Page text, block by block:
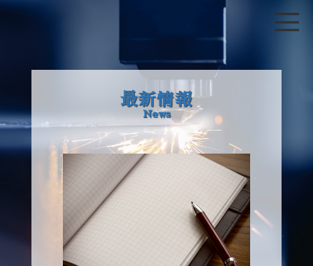
最新情報
News